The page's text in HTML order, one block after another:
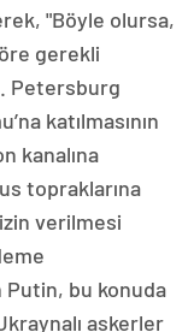
"Böyle olursa,
gerekli
Petersburg
katılmasının
kanalına
topraklarına
verilmesi
bu konuda
askerler